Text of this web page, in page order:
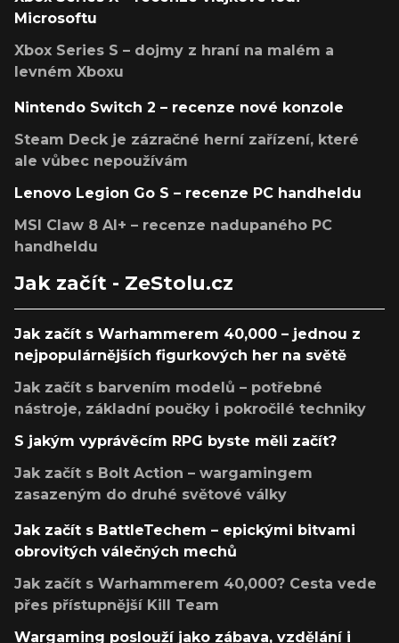
Microsoftu
Xbox Series S – dojmy z hraní na malém a
levném Xboxu
Nintendo Switch 2 – recenze nové konzole
Steam Deck je zázračné herní zařízení, které
ale vůbec nepoužívám
Lenovo Legion Go S – recenze PC handheldu
MSI Claw 8 AI+ – recenze nadupaného PC
handheldu
Jak začít - ZeStolu.cz
Jak začít s Warhammerem 40,000 – jednou z
nejpopulárnějších figurkových her na světě
Jak začít s barvením modelů – potřebné
nástroje, základní poučky i pokročilé techniky
S jakým vyprávěcím RPG byste měli začít?
Jak začít s Bolt Action – wargamingem
zasazeným do druhé světové války
Jak začít s BattleTechem – epickými bitvami
obrovitých válečných mechů
Jak začít s Warhammerem 40,000? Cesta vede
přes přístupnější Kill Team
Wargaming poslouží jako zábava, vzdělání i